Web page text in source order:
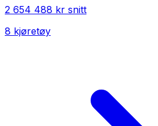
2 654 488 kr snitt
8 kjøretøy